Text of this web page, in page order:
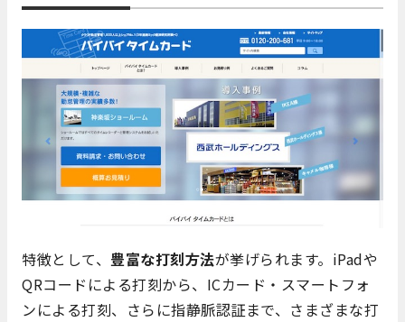
特徴として、 豊富な打刻方法が挙げられます。iPadや
QRコードによる打刻から、ICカード・スマートフォ
ンによる打刻、さらに指静脈認証まで、さまざまな打